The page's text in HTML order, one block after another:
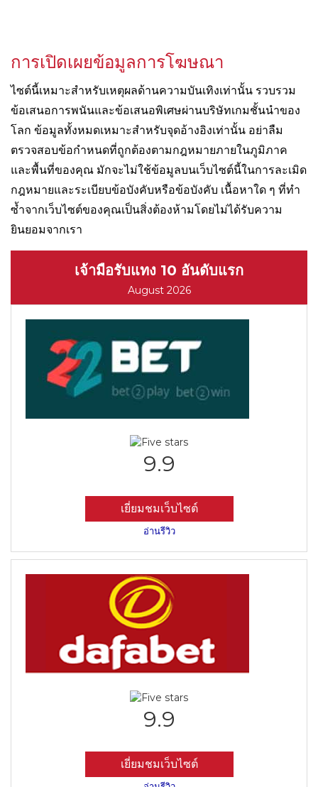
การเปิดเผยข้อมูลการโฆษณา
ไซต์นี้เหมาะสำหรับเหตุผลด้านความบันเทิงเท่านั้น รวบรวม
ข้อเสนอการพนันและข้อเสนอพิเศษผ่านบริษัทเกมชั้นนำของ
โลก ข้อมูลทั้งหมดเหมาะสำหรับจุดอ้างอิงเท่านั้น อย่าลืม
ตรวจสอบข้อกำหนดที่ถูกต้องตามกฎหมายภายในภูมิภาค
และพื้นที่ของคุณ มักจะไม่ใช้ข้อมูลบนเว็บไซต์นี้ในการละเมิด
กฎหมายและระเบียบข้อบังคับหรือข้อบังคับ เนื้อหาใด ๆ ที่ทำ
ซ้ำจากเว็บไซต์ของคุณเป็นสิ่งต้องห้ามโดยไม่ได้รับความ
ยินยอมจากเรา
เจ้ามือรับแทง 10 อันดับแรก
August 2026
9.9
เยี่ยมชมเว็บไซต์
อ่านรีวิว
9.9
เยี่ยมชมเว็บไซต์